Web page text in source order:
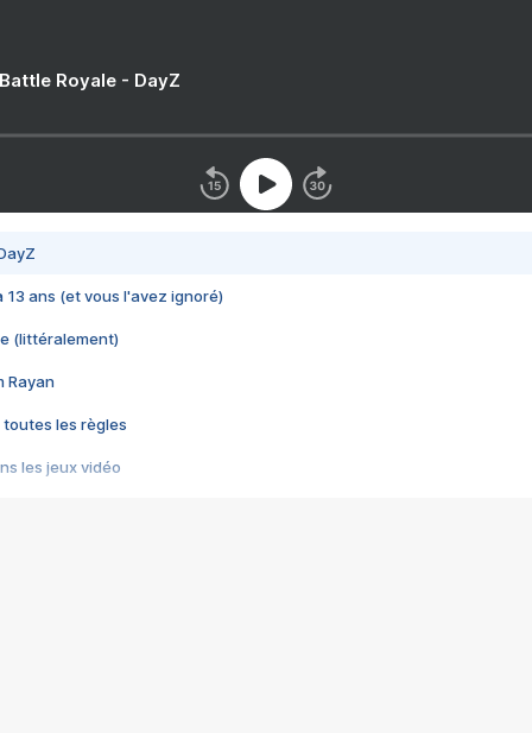
Royale - DayZ
13 ans (et vous l'avez ignoré)
(littéralement)
Rayan
toutes les règles
les jeux vidéo